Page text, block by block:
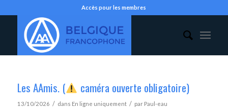
Accès pour les membres
Les AAmis. ( caméra ouverte obligatoire)
13/10/2026 / dans En ligne uniquement / par Paul-eau